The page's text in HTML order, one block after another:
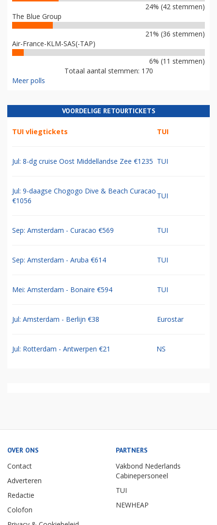
24% (42 stemmen)
The Blue Group
21% (36 stemmen)
Air-France-KLM-SAS(-TAP)
6% (11 stemmen)
Totaal aantal stemmen: 170
Meer polls
VOORDELIGE RETOURTICKETS
TUI vliegtickets TUI
Jul: 8-dg cruise Oost Middellandse Zee €1235 TUI
Jul: 9-daagse Chogogo Dive & Beach Curacao
€1056
TUI
Sep: Amsterdam - Curacao €569 TUI
Sep: Amsterdam - Aruba €614 TUI
Mei: Amsterdam - Bonaire €594 TUI
Jul: Amsterdam - Berlijn €38 Eurostar
Jul: Rotterdam - Antwerpen €21 NS
OVER ONS
Contact
Adverteren
Redactie
Colofon
PARTNERS
Vakbond Nederlands
Cabinepersoneel
TUI
NEWHEAP